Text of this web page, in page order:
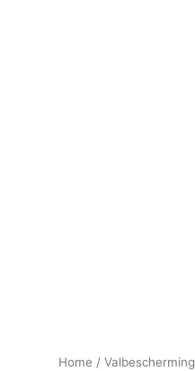
Home / Valbescherming